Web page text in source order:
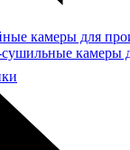
камеры для
камеры